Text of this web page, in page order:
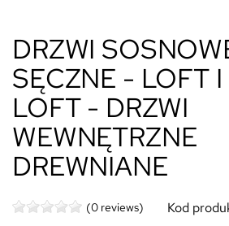
DRZWI
SĘCZNE - LOFT
LOFT - DRZWI
WEWNĘTRZNE
DREWNIANE
(0 reviews) Kod